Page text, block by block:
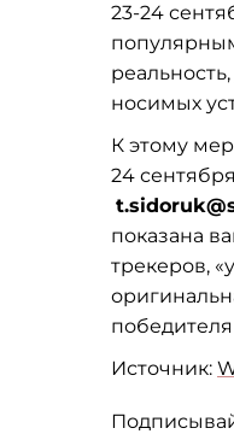
23-24
носимых
К этому
24
показана
трекеров,
Источник: